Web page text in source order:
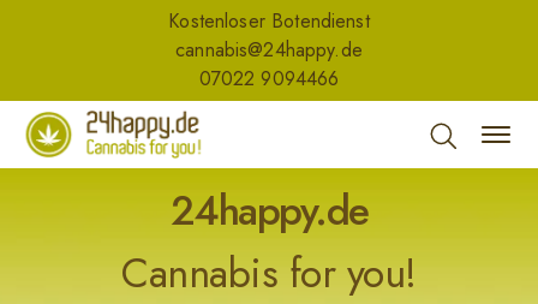
Kostenloser Botendienst
cannabis@24happy.de
07022 9094466
24happy.de
Cannabis for you!